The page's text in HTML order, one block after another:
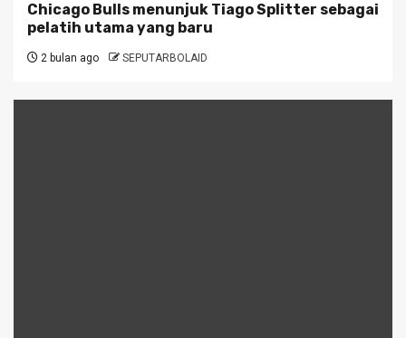
Chicago Bulls menunjuk Tiago Splitter sebagai
pelatih utama yang baru
2 bulan ago SEPUTARBOLAID